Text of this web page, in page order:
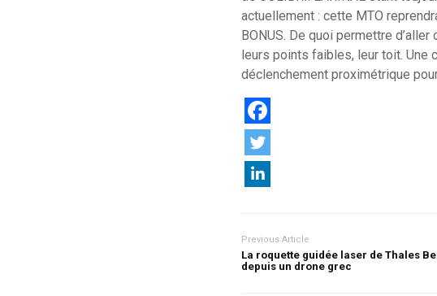
actuellement : cette MTO
BONUS. De quoi permettre
leurs points faibles, leur toit. Une
déclenchement proximétrique
Previous Article
La roquette guidée laser de Thales
depuis un drone grec